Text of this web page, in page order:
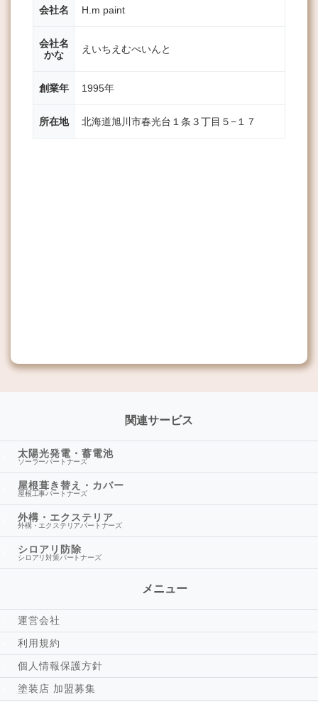
会社名 H.m paint
会社名
かな
えいちえむぺいんと
創業年 1995年
所在地 北海道旭川市春光台１条３丁目５−１７
運営会社
利用規約
個人情報保護方針
塗装店 加盟募集
関連サービス
太陽光発電・蓄電池
ソーラーパートナーズ
屋根葺き替え・カバー
屋根工事パートナーズ
外構・エクステリア
外構・エクステリアパートナーズ
シロアリ防除
シロアリ対策パートナーズ
メニュー